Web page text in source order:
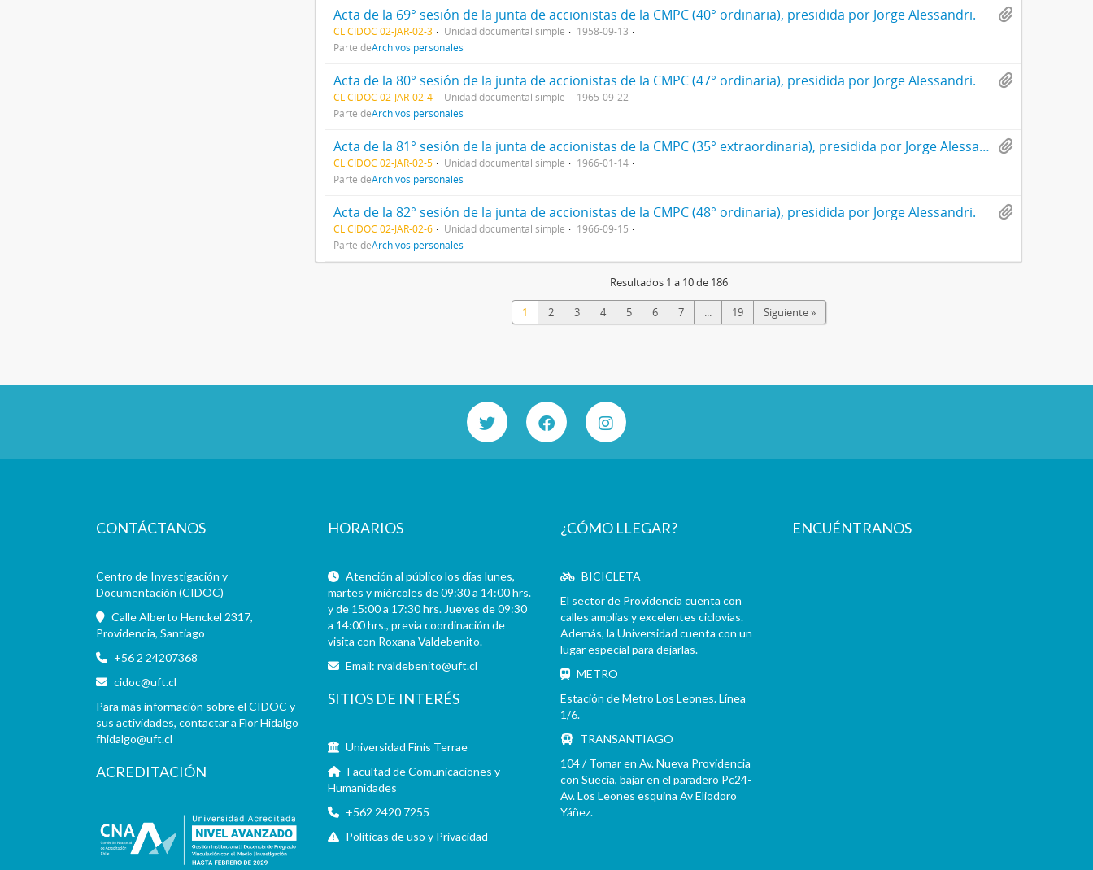
Acta de la 69° sesión de la junta de accionistas de la CMPC (40° ordinaria), presidida por Jorge Alessandri.
CL CIDOC 02-JAR-02-3 Unidad documental simple
1958-09-13
Parte deArchivos personales
Acta de la 80° sesión de la junta de accionistas de la CMPC (47° ordinaria), presidida por Jorge Alessandri.
CL CIDOC 02-JAR-02-4 Unidad documental simple
1965-09-22
Parte deArchivos personales
Acta de la 81° sesión de la junta de accionistas de la CMPC (35° extraordinaria), presidida por Jorge Alessandri.
CL CIDOC 02-JAR-02-5 Unidad documental simple
1966-01-14
Parte deArchivos personales
Acta de la 82° sesión de la junta de accionistas de la CMPC (48° ordinaria), presidida por Jorge Alessandri.
CL CIDOC 02-JAR-02-6 Unidad documental simple
1966-09-15
Parte deArchivos personales
Resultados 1 a 10 de 186
1 2 3 4 5 6 7 ... 19 Siguiente »
CONTÁCTANOS
Centro de Investigación y
Documentación (CIDOC)
Calle Alberto Henckel 2317,
Providencia, Santiago
+56 2 24207368
cidoc@uft.cl
Para más información sobre el CIDOC y
sus actividades, contactar a Flor Hidalgo
fhidalgo@uft.cl
ACREDITACIÓN
HORARIOS
Atención al público los días lunes,
martes y miércoles de 09:30 a 14:00 hrs.
y de 15:00 a 17:30 hrs. Jueves de 09:30
a 14:00 hrs., previa coordinación de
visita con Roxana Valdebenito.
Email:rvaldebenito@uft.cl
SITIOS DE INTERÉS
Universidad Finis Terrae
Facultad de Comunicaciones y
Humanidades
+562 2420 7255
Políticas de uso y Privacidad
¿CÓMO LLEGAR?
BICICLETA
El sector de Providencia cuenta con
calles amplias y excelentes ciclovías.
Además, la Universidad cuenta con un
lugar especial para dejarlas.
METRO
Estación de Metro Los Leones. Línea
1/6.
TRANSANTIAGO
104 / Tomar en Av. Nueva Providencia
con Suecia, bajar en el paradero Pc24-
Av. Los Leones esquina Av Eliodoro
Yáñez.
ENCUÉNTRANOS